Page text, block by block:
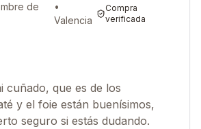
de
•
Valencia
Compra
verificada
cuñado, que es de los
y el foie están buenísimos,
seguro si estás dudando.